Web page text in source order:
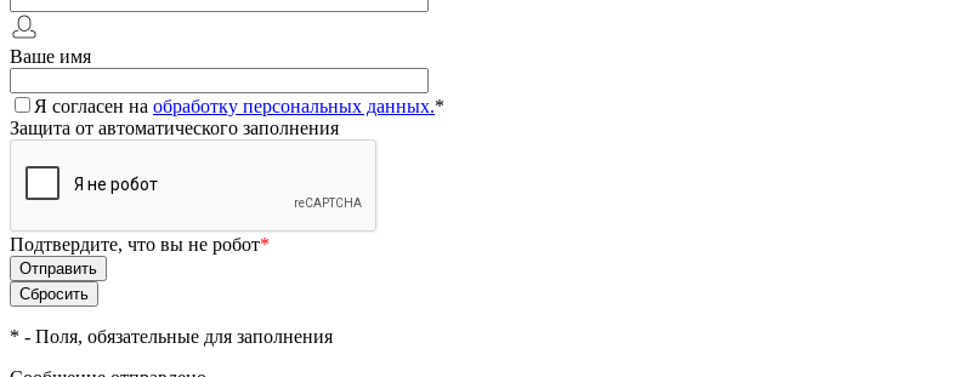
Ваше имя
Я согласен на обработку персональных данных.*
Защита от автоматического заполнения
Подтвердите, что вы не робот*
* - Поля, обязательные для заполнения